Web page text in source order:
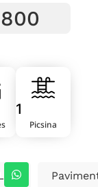
1
Picsina